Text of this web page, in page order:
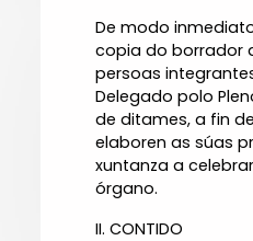
De modo
copia do borrador
persoas
Delegado polo
de ditames, a fin
elaboren as súas
xuntanza a
órgano.
II. CONTIDO